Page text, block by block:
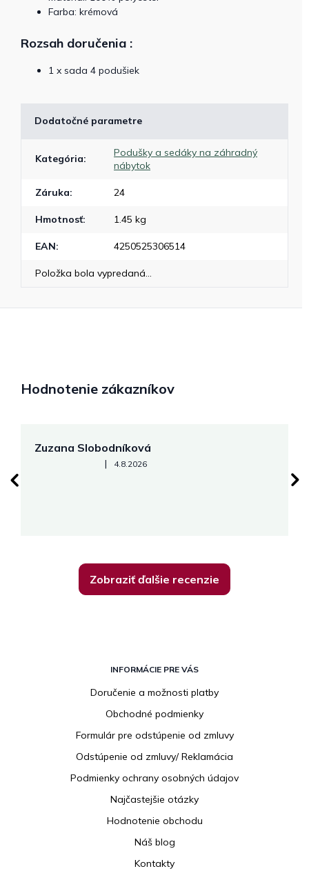
Farba: krémová
Rozsah doručenia :
1 x sada 4 podušiek
Dodatočné parametre
Kategória:
Podušky a sedáky na záhradný
nábytok
Záruka: 24
Hmotnosť: 1.45 kg
EAN: 4250525306514
Položka bola vypredaná…
Hodnotenie zákazníkov
Zuzana Slobodníková
Hodnotenie obchodu je 5 z 5 hviezdičiek.
| 4.8.2026
Zobraziť ďalšie recenzie
INFORMÁCIE PRE VÁS
Doručenie a možnosti platby
Obchodné podmienky
Formulár pre odstúpenie od zmluvy
Odstúpenie od zmluvy/ Reklamácia
Podmienky ochrany osobných údajov
Najčastejšie otázky
Hodnotenie obchodu
Náš blog
Kontakty